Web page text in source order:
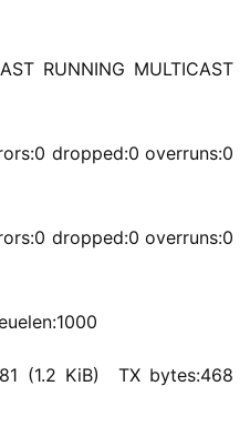
MULTICAST
dropped:0 overruns:0
dropped:0 overruns:0
KiB)  TX bytes:468